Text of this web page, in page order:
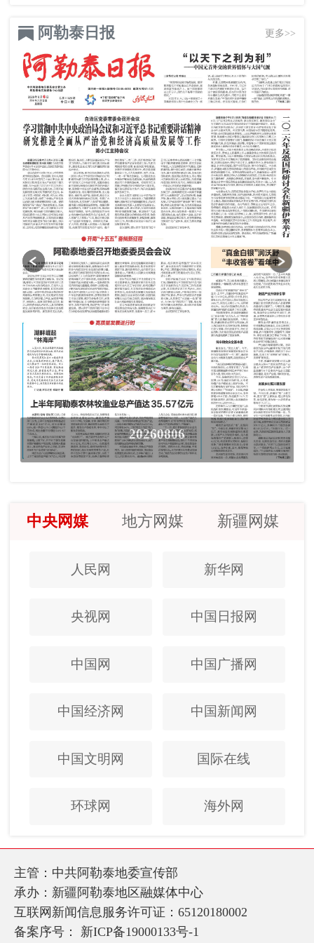
阿勒泰日报 更多>>
20260806
中央网媒 地方网媒 新疆网媒
人民网 新华网
央视网 中国日报网
中国网 中国广播网
中国经济网 中国新闻网
中国文明网 国际在线
环球网 海外网
主管：中共阿勒泰地委宣传部
承办：新疆阿勒泰地区融媒体中心
互联网新闻信息服务许可证：65120180002
备案序号： 新ICP备19000133号-1